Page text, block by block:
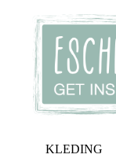
KLEDING